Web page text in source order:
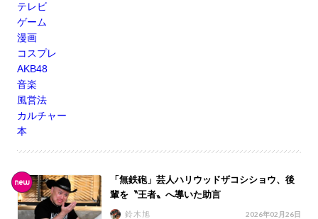
テレビ
ゲーム
漫画
コスプレ
AKB48
音楽
風営法
カルチャー
本
「無鉄砲」芸人ハリウッドザコシショウ、後
輩を〝王者〟へ導いた助言
鈴木旭 2026年02月26日